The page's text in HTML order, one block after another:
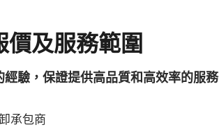
價及服務範圍
經驗，保證提供高品質和高效率的服
承包商